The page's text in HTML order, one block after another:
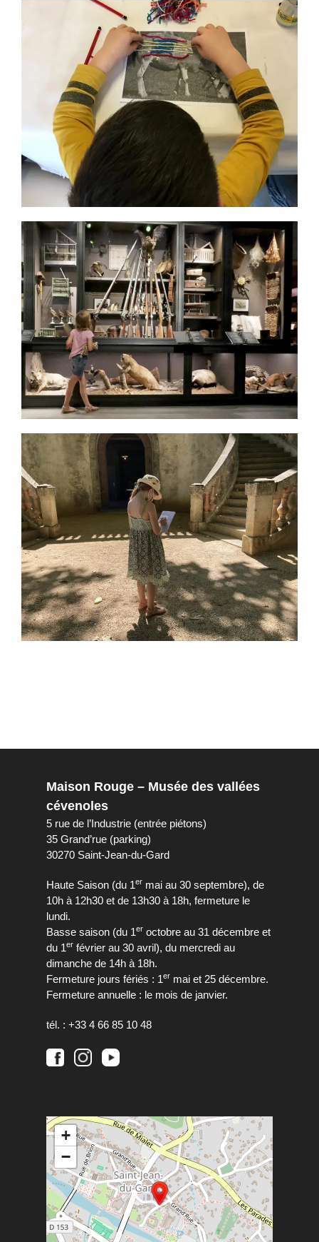
Maison Rouge – Musée des vallées
cévenoles
5 rue de l’Industrie (entrée piétons)
35 Grand’rue (parking)
30270 Saint-Jean-du-Gard
Haute Saison (du 1er mai au 30 septembre), de
10h à 12h30 et de 13h30 à 18h, fermeture le
lundi.
Basse saison (du 1er octobre au 31 décembre et
du 1er février au 30 avril), du mercredi au
dimanche de 14h à 18h.
Fermeture jours fériés : 1er mai et 25 décembre.
Fermeture annuelle : le mois de janvier.
tél. : +33 4 66 85 10 48
+
−